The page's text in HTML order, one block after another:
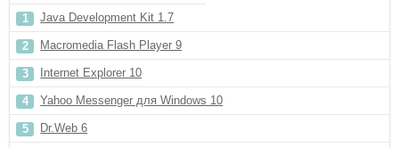
Java Development Kit 1.7
Macromedia Flash Player 9
Internet Explorer 10
Yahoo Messenger для Windows 10
Dr.Web 6